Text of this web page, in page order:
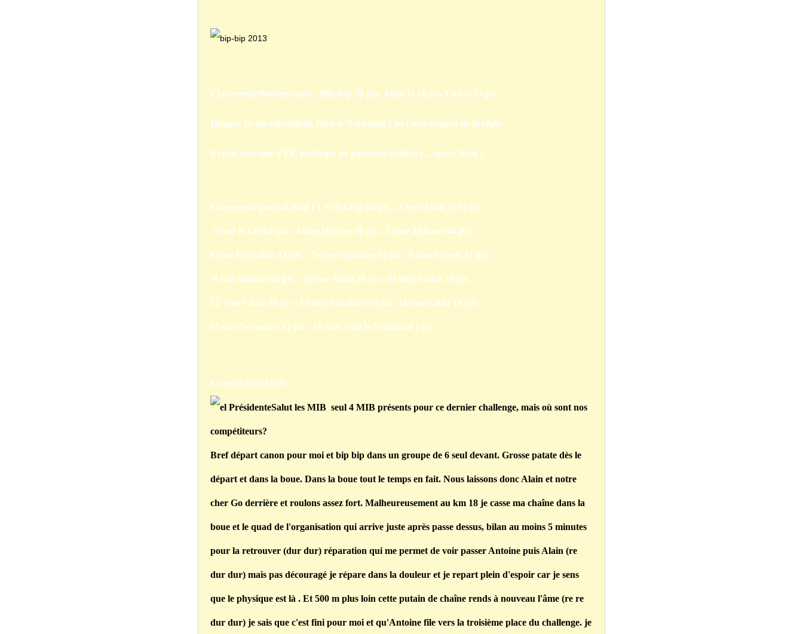
Classement Bouttencourt : Bip-Bip 20 pts, Alain II 18 pts, Le Go 17 pts,
Hugues 10 pts (abandon), Nico le Normand 1 pt ( non respect de la régle,
il vient sans son VTT, participe au parcours pédestre ... sacré Nico )
Classement général final : 1 er Bp-Bip 80 pts - 2 ème Alain II 74 pts
3 ème le GO 61 pts - 4 ème Hugues 59 pts - 5 ème Thibaut 44 pts
6 ème Reynaldo 43 pts - 7 ème Stéphane 34 pts - 8 ème Steven 31 pts
9 ème Dimitri 28 pts - 10 ème Alain 26 pts - 11 ème Padré 22 pts
12 ème Cisco 20 pts - 13 ème Gauthier 19 pts -14 ème Ludo 18 pts -
15 ème Sébastien 12 pts - 16 ème Nico le Normand 1 pt
Le récit d'un MIB :
Salut les MIB seul 4 MIB présents pour ce dernier challenge, mais où sont nos
compétiteurs?
Bref départ canon pour moi et bip bip dans un groupe de 6 seul devant. Grosse patate dès le
départ et dans la boue. Dans la boue tout le temps en fait. Nous laissons donc Alain et notre
cher Go derrière et roulons assez fort. Malheureusement au km 18 je casse ma chaîne dans la
boue et le quad de l'organisation qui arrive juste après passe dessus, bilan au moins 5 minutes
pour la retrouver (dur dur) réparation qui me permet de voir passer Antoine puis Alain (re
dur dur) mais pas découragé je répare dans la douleur et je repart plein d'espoir car je sens
que le physique est là . Et 500 m plus loin cette putain de chaîne rends à nouveau l'âme (re re
dur dur) je sais que c'est fini pour moi et qu'Antoine file vers la troisième place du challenge. je